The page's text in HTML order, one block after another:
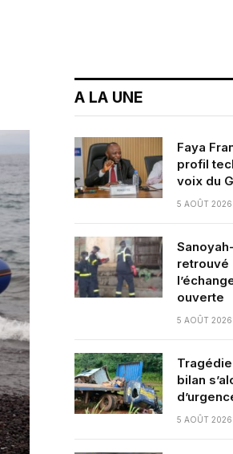
A LA UNE
Faya
profil
voix du
5 AOÛT 2026
retrouvé
ouverte
5 AOÛT 2026
bilan
5 AOÛT 2026